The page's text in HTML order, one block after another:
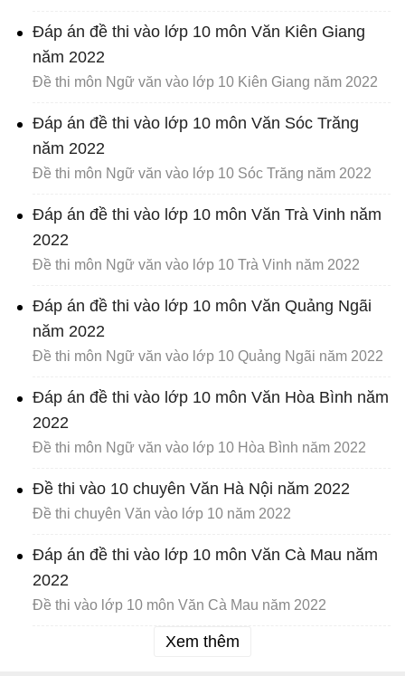
Đáp án đề thi vào lớp 10 môn Văn Kiên Giang
năm 2022
Đề thi môn Ngữ văn vào lớp 10 Kiên Giang năm 2022
Đáp án đề thi vào lớp 10 môn Văn Sóc Trăng
năm 2022
Đề thi môn Ngữ văn vào lớp 10 Sóc Trăng năm 2022
Đáp án đề thi vào lớp 10 môn Văn Trà Vinh năm
2022
Đề thi môn Ngữ văn vào lớp 10 Trà Vinh năm 2022
Đáp án đề thi vào lớp 10 môn Văn Quảng Ngãi
năm 2022
Đề thi môn Ngữ văn vào lớp 10 Quảng Ngãi năm 2022
Đáp án đề thi vào lớp 10 môn Văn Hòa Bình năm
2022
Đề thi môn Ngữ văn vào lớp 10 Hòa Bình năm 2022
Đề thi vào 10 chuyên Văn Hà Nội năm 2022
Đề thi chuyên Văn vào lớp 10 năm 2022
Đáp án đề thi vào lớp 10 môn Văn Cà Mau năm
2022
Đề thi vào lớp 10 môn Văn Cà Mau năm 2022
Xem thêm